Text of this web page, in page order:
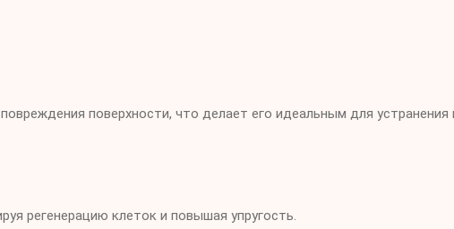
поверхности, что делает его идеальным для устранения
регенерацию клеток и повышая упругость.